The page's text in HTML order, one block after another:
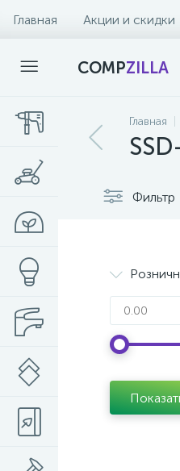
Главная Акции и скидки
COMPZILLA
Главная
Фильтр